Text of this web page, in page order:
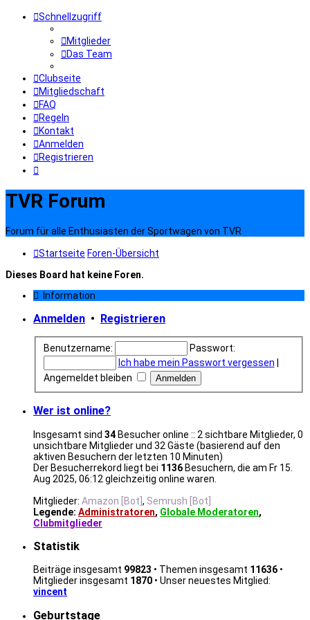
Schnellzugriff
Mitglieder
Das Team
Clubseite
Mitgliedschaft
FAQ
Regeln
Kontakt
Anmelden
Registrieren
TVR Forum
Forum für alle Enthusiasten der Sportwagen von TVR
Startseite Foren-Übersicht
Dieses Board hat keine Foren.
Information
Anmelden • Registrieren
Benutzername:
Passwort:
Ich habe mein Passwort vergessen
Angemeldet bleiben
Wer ist online?
Insgesamt sind 34 Besucher online :: 2 sichtbare Mitglieder, 0
unsichtbare Mitglieder und 32 Gäste (basierend auf den
aktiven Besuchern der letzten 10 Minuten)
Der Besucherrekord liegt bei 1136 Besuchern, die am Fr 15.
Aug 2025, 06:12 gleichzeitig online waren.
Mitglieder: Amazon [Bot] , Semrush [Bot]
Legende: Administratoren, Globale Moderatoren,
Clubmitglieder
Statistik
Beiträge insgesamt 99823 • Themen insgesamt 11636 •
Mitglieder insgesamt 1870 • Unser neuestes Mitglied:
vincent
Geburtstage